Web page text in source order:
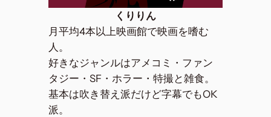
くりりん
月平均4本以上映画館で映画を嗜む
人。
好きなジャンルはアメコミ・ファン
タジー・SF・ホラー・特撮と雑食。
基本は吹き替え派だけど字幕でもOK
派。